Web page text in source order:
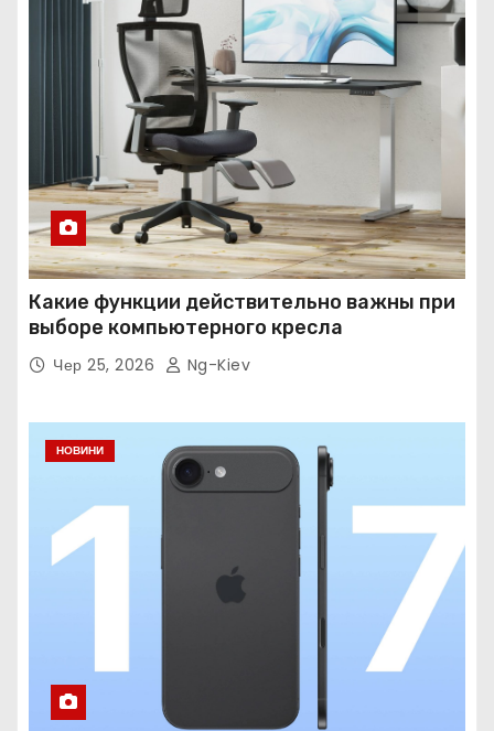
Какие функции действительно важны при
выборе компьютерного кресла
Чер 25, 2026 Ng-Kiev
НОВИНИ